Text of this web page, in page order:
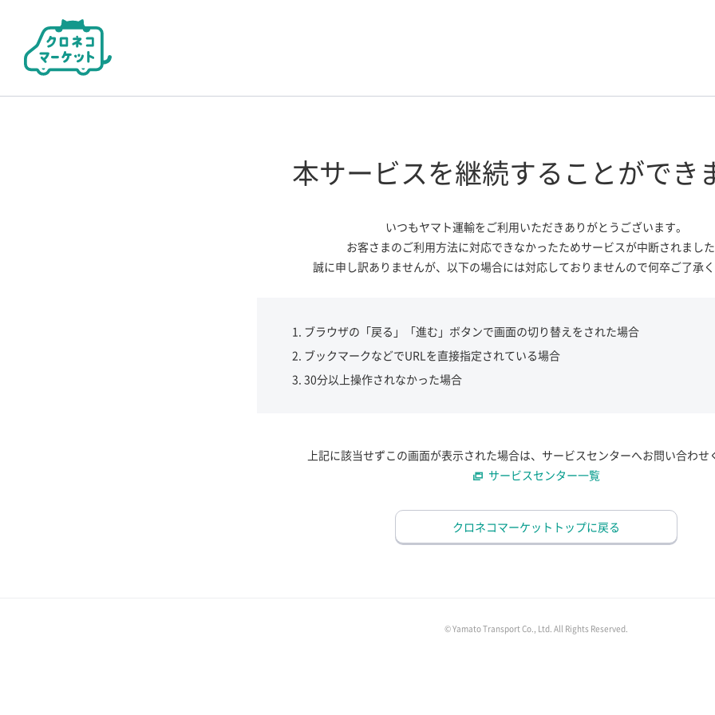
本サービスを継続する ことができ
いつもヤマト運輸をご利用いただきありがとうございます。
お客さまのご利用方法に対応できなかったためサービスが中断されました
誠に申し訳ありませんが、 以下の場合には対応しておりませんので何卒ご了承く
ブラウザの「戻る」「進む」ボタンで画面の切り替えをされた場合
ブックマークなどでURLを直接指定されている場合
30分以上操作されなかった場合
上記に該当せずこの画面が表示された場合は、サービスセンターへお問い合わせ
サービスセンター一覧
クロネコマーケットトップに戻る
© Yamato Transport Co., Ltd. All Rights Reserved.